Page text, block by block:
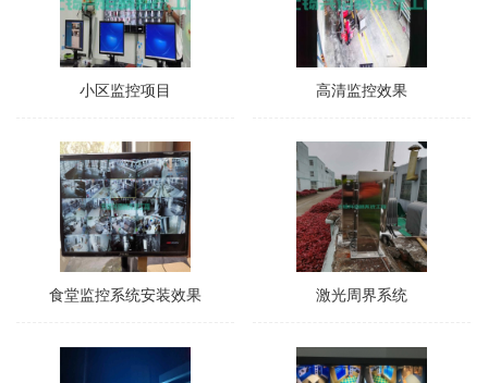
小区监控项目 高清监控效果
食堂监控系统安装效果 激光周界系统